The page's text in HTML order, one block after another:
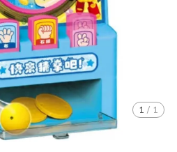
1 / 1